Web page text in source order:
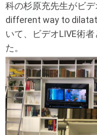
科の杉原充先生がビ
different way to
いて、ビデオLIVE術
た。